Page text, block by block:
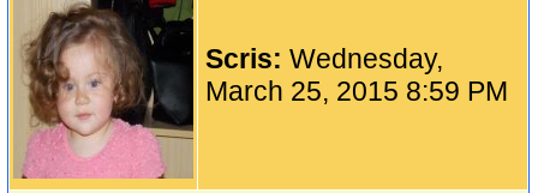
Scris:Wednesday,
March 25, 2015 8:59 PM